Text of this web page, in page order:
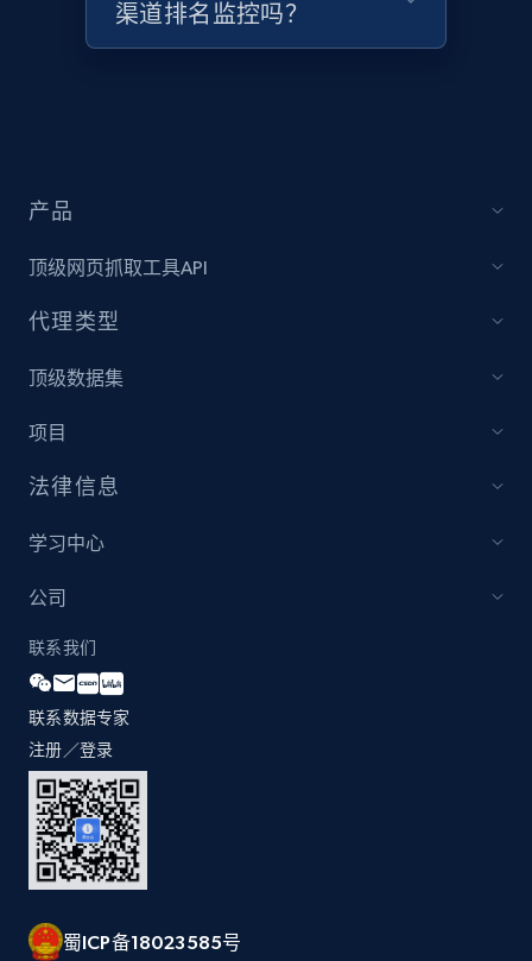
URL, Product id, Title, Product description,
Rating, Reviews count, Initial price, Discount,
UPC
URL, Product id, Title, Product description,
and more.
Zara - Products
Category id, Product id, Product name, Price,
Currency, Colour code, Colour, Description, and
more.
1.2K+
Zara - Products - discovery by category url
Category id, Product id, Product name, Price,
Currency, Colour code, Colour, Description, and
渠道排名监控吗？
产品
顶级网页抓取工具API
代理类型
顶级数据集
项目
法律信息
学习中心
公司
联系我们
联系数据专家
注册／登录
蜀ICP备18023585号